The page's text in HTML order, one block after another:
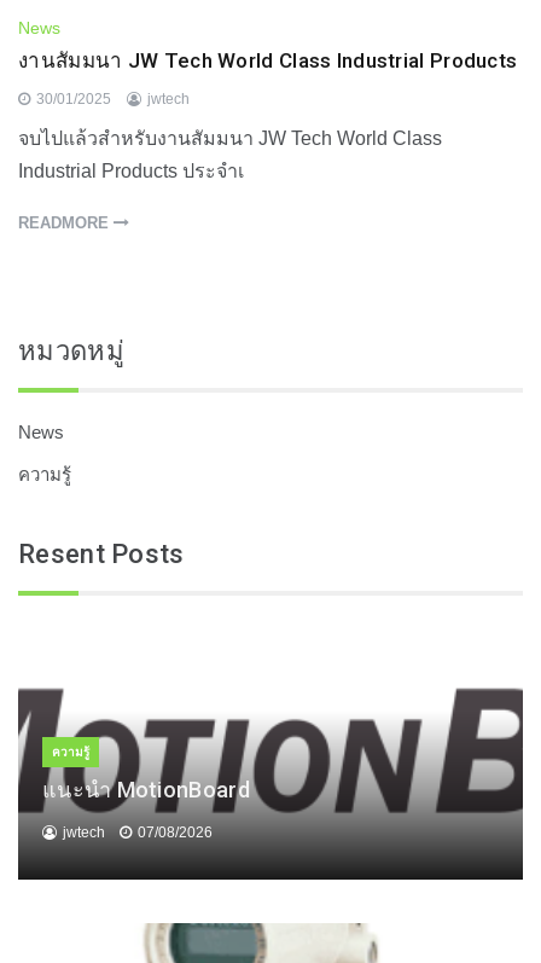
News
งานสัมมนา JW Tech World Class Industrial Products
30/01/2025 jwtech
จบไปแล้วสำหรับงานสัมมนา JW Tech World Class
Industrial Products ประจำเ
READMORE
หมวดหมู่
News
ความรู้
Resent Posts
ความรู้
แนะนำ MotionBoard
jwtech 07/08/2026